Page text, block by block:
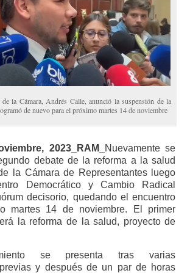
de la Cámara, Andrés Calle, anunció la suspensión de la
de nuevo para el próximo martes 14 de noviembre
2023_RAM_
Nuevamente se
debate de la reforma a la salud
la Cámara de Representantes luego
Democrático y Cambio Radical
decisorio, quedando el encuentro
martes 14 de noviembre. El primer
la reforma de la salud, proyecto de
se presenta tras varias
y después de un par de horas